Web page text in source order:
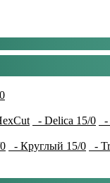
- Delica 15/0 -
- Круглый 15/0 -